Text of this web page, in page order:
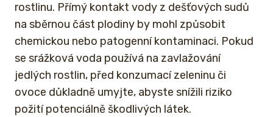
rostlinu. Přímý kontakt vody z dešťových sudů
na sběrnou část plodiny by mohl způsobit
chemickou nebo patogenní kontaminaci. Pokud
se srážková voda používá na zavlažování
jedlých rostlin, před konzumací zeleninu či
ovoce důkladně umyjte, abyste snížili riziko
požití potenciálně škodlivých látek.